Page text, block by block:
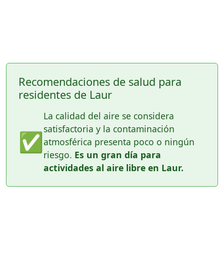
Recomendaciones de salud para
residentes de Laur
✅
La calidad del aire se considera
satisfactoria y la contaminación
atmosférica presenta poco o ningún
riesgo. Es un gran día para
actividades al aire libre en Laur.